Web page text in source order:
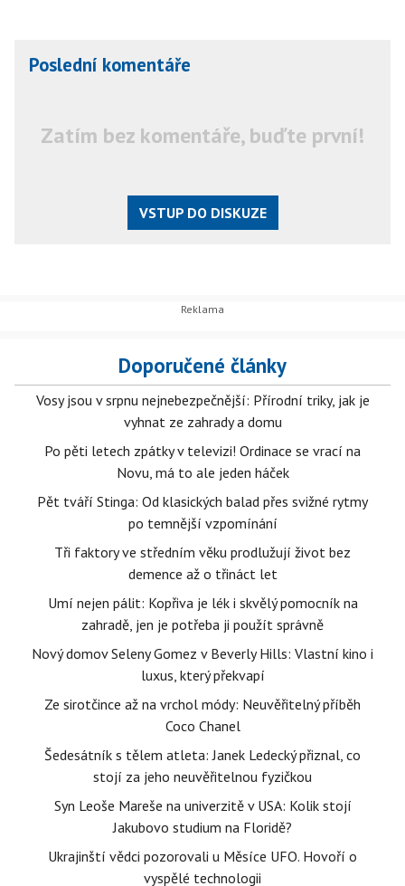
Poslední komentáře
Zatím bez komentáře, buďte první!
VSTUP DO DISKUZE
Doporučené články
Vosy jsou v srpnu nejnebezpečnější: Přírodní triky, jak je
vyhnat ze zahrady a domu
Po pěti letech zpátky v televizi! Ordinace se vrací na
Novu, má to ale jeden háček
Pět tváří Stinga: Od klasických balad přes svižné rytmy
po temnější vzpomínání
Tři faktory ve středním věku prodlužují život bez
demence až o třináct let
Umí nejen pálit: Kopřiva je lék i skvělý pomocník na
zahradě, jen je potřeba ji použít správně
Nový domov Seleny Gomez v Beverly Hills: Vlastní kino i
luxus, který překvapí
Ze sirotčince až na vrchol módy: Neuvěřitelný příběh
Coco Chanel
Šedesátník s tělem atleta: Janek Ledecký přiznal, co
stojí za jeho neuvěřitelnou fyzičkou
Syn Leoše Mareše na univerzitě v USA: Kolik stojí
Jakubovo studium na Floridě?
Ukrajinští vědci pozorovali u Měsíce UFO. Hovoří o
vyspělé technologii